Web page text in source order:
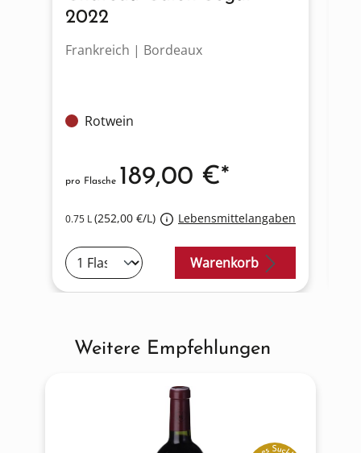
2022
Frankreich | Bordeaux
Rotwein
0.75 L(252,00 €/L) Lebensmittelangaben
pro Flasche 189,00 €*
Warenkorb
Produktgalerie überspringen
Weitere Empfehlungen